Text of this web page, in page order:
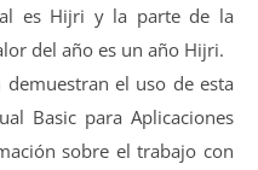
es Hijri y la parte de la
del año es un año Hijri.
el uso de esta
Basic para Aplicaciones
sobre el trabajo con